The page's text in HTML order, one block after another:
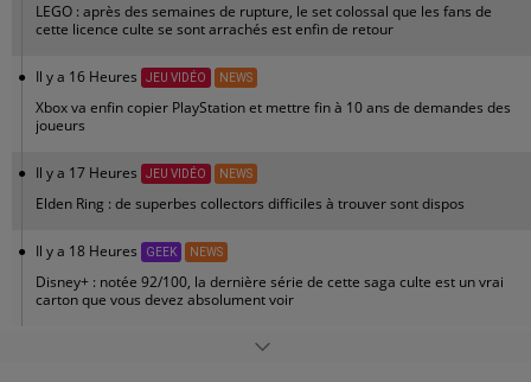
LEGO : après des semaines de rupture, le set colossal que les fans de
cette licence culte se sont arrachés est enfin de retour
Il y a 16 Heures JEU VIDÉO NEWS
Xbox va enfin copier PlayStation et mettre fin à 10 ans de demandes des
joueurs
Il y a 17 Heures JEU VIDÉO NEWS
Elden Ring : de superbes collectors difficiles à trouver sont dispos
Il y a 18 Heures GEEK NEWS
Disney+ : notée 92/100, la dernière série de cette saga culte est un vrai
carton que vous devez absolument voir